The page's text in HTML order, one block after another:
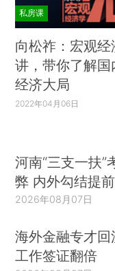
私房课
向松祚：宏观经
讲，带你了解国
经济大局
2022年04月06日
河南“三支一扶”
弊 内外勾结提
2026年08月07日
海外金融专才
工作签证翻倍